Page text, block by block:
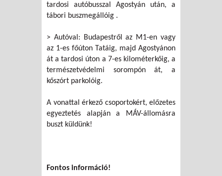
tardosi autóbusszal Agostyán után, a
tábori buszmegállóig .
> Autóval: Budapestről az M1-en vagy
az 1-es főúton Tatáig, majd Agostyánon
át a tardosi úton a 7-es kilométerkőig, a
természetvédelmi sorompón át, a
kőszórt parkolóig.
A vonattal érkező csoportokért, előzetes
egyeztetés alapján a MÁV-állomásra
buszt küldünk!
Fontos információ!